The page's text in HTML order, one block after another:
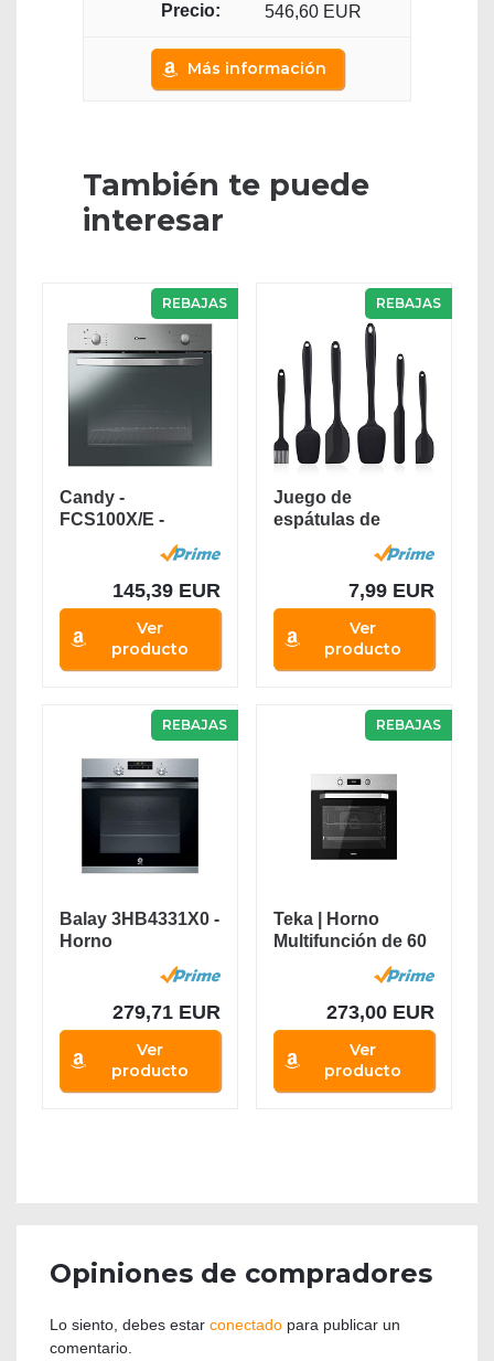
546,60 EUR
Más información
También te puede
interesar
REBAJAS
Candy -
FCS100X/E -
Horno eléctrico -
145,39 EUR
Ver
producto
REBAJAS
Juego de
espátulas de
silicona, utensilios
7,99 EUR
Ver
producto
REBAJAS
Balay 3HB4331X0 -
Horno
279,71 EUR
Ver
producto
REBAJAS
Teka | Horno
Multifunción de 60
273,00 EUR
Ver
producto
Opiniones de compradores
Lo siento, debes estar conectado para publicar un
comentario.